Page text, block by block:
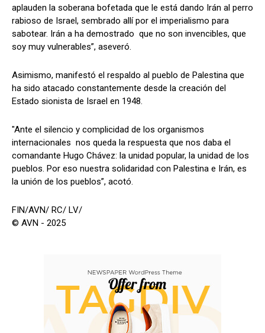
aplauden la soberana bofetada que le está dando Irán al perro
rabioso de Israel, sembrado allí por el imperialismo para
sabotear. Irán a ha demostrado que no son invencibles, que
soy muy vulnerables”, aseveró.
Asimismo, manifestó el respaldo al pueblo de Palestina que
ha sido atacado constantemente desde la creación del
Estado sionista de Israel en 1948.
"Ante el silencio y complicidad de los organismos
internacionales nos queda la respuesta que nos daba el
comandante Hugo Chávez: la unidad popular, la unidad de los
pueblos. Por eso nuestra solidaridad con Palestina e Irán, es
la unión de los pueblos”, acotó.
FIN/AVN/ RC/ LV/
© AVN - 2025